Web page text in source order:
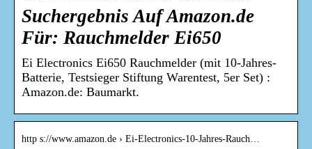
Suchergebnis Auf Amazon.de
Für: Rauchmelder Ei650
Ei Electronics Ei650 Rauchmelder (mit 10-Jahres-
Batterie, Testsieger Stiftung Warentest, 5er Set) :
Amazon.de: Baumarkt.
http s://www.amazon.de › Ei-Electronics-10-Jahres-Rauch…